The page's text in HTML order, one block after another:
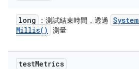
long ：測試結束時間，透過 System
Millis( ) 測量
testMetrics